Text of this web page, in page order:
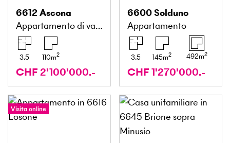
6612Ascona
Appartamento di vacanze
3.5 110m2
CHF 2'100'000.-
6600Solduno
Appartamento
3.5 145m2 492m2
CHF 1'270'000.-
Visita online